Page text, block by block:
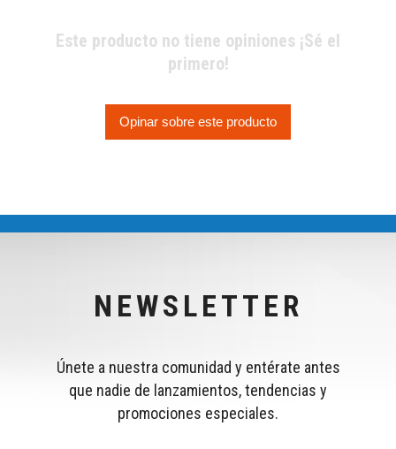
Este producto no tiene opiniones ¡Sé el
primero!
Opinar sobre este producto
NEWSLETTER
Únete a nuestra comunidad y entérate antes
que nadie de lanzamientos, tendencias y
promociones especiales.